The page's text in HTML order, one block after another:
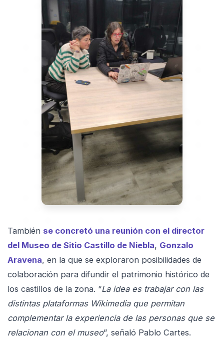
También se concretó una reunión con el director
del Museo de Sitio Castillo de Niebla, Gonzalo
Aravena, en la que se exploraron posibilidades de
colaboración para difundir el patrimonio histórico de
los castillos de la zona. “La idea es trabajar con las
distintas plataformas Wikimedia que permitan
complementar la experiencia de las personas que se
relacionan con el museo”, señaló Pablo Cartes.